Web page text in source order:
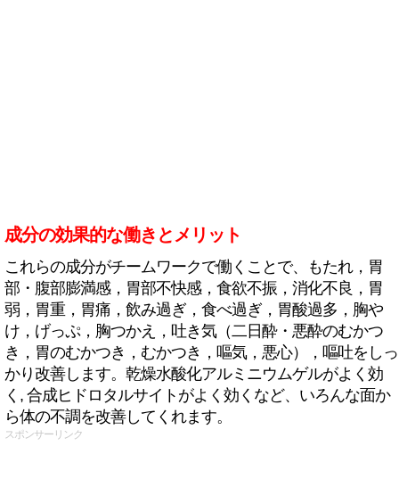
成分の効果的な働きとメリット
これらの成分がチームワークで働くことで、もたれ，胃
部・腹部膨満感，胃部不快感，食欲不振，消化不良，胃
弱，胃重，胃痛，飲み過ぎ，食べ過ぎ，胃酸過多，胸や
け，げっぷ，胸つかえ，吐き気（二日酔・悪酔のむかつ
き，胃のむかつき，むかつき，嘔気，悪心），嘔吐をしっ
かり改善します。乾燥水酸化アルミニウムゲルがよく効
く, 合成ヒドロタルサイトがよく効くなど、いろんな面か
ら体の不調を改善してくれます。
スポンサーリンク